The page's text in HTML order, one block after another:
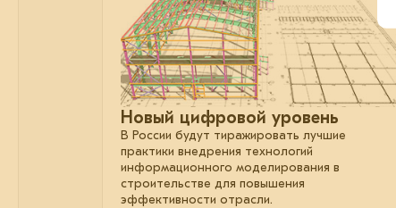
Новый цифровой уровень
В России будут тиражировать лучшие
практики внедрения технологий
информационного моделирования в
строительстве для повышения
эффективности отрасли.